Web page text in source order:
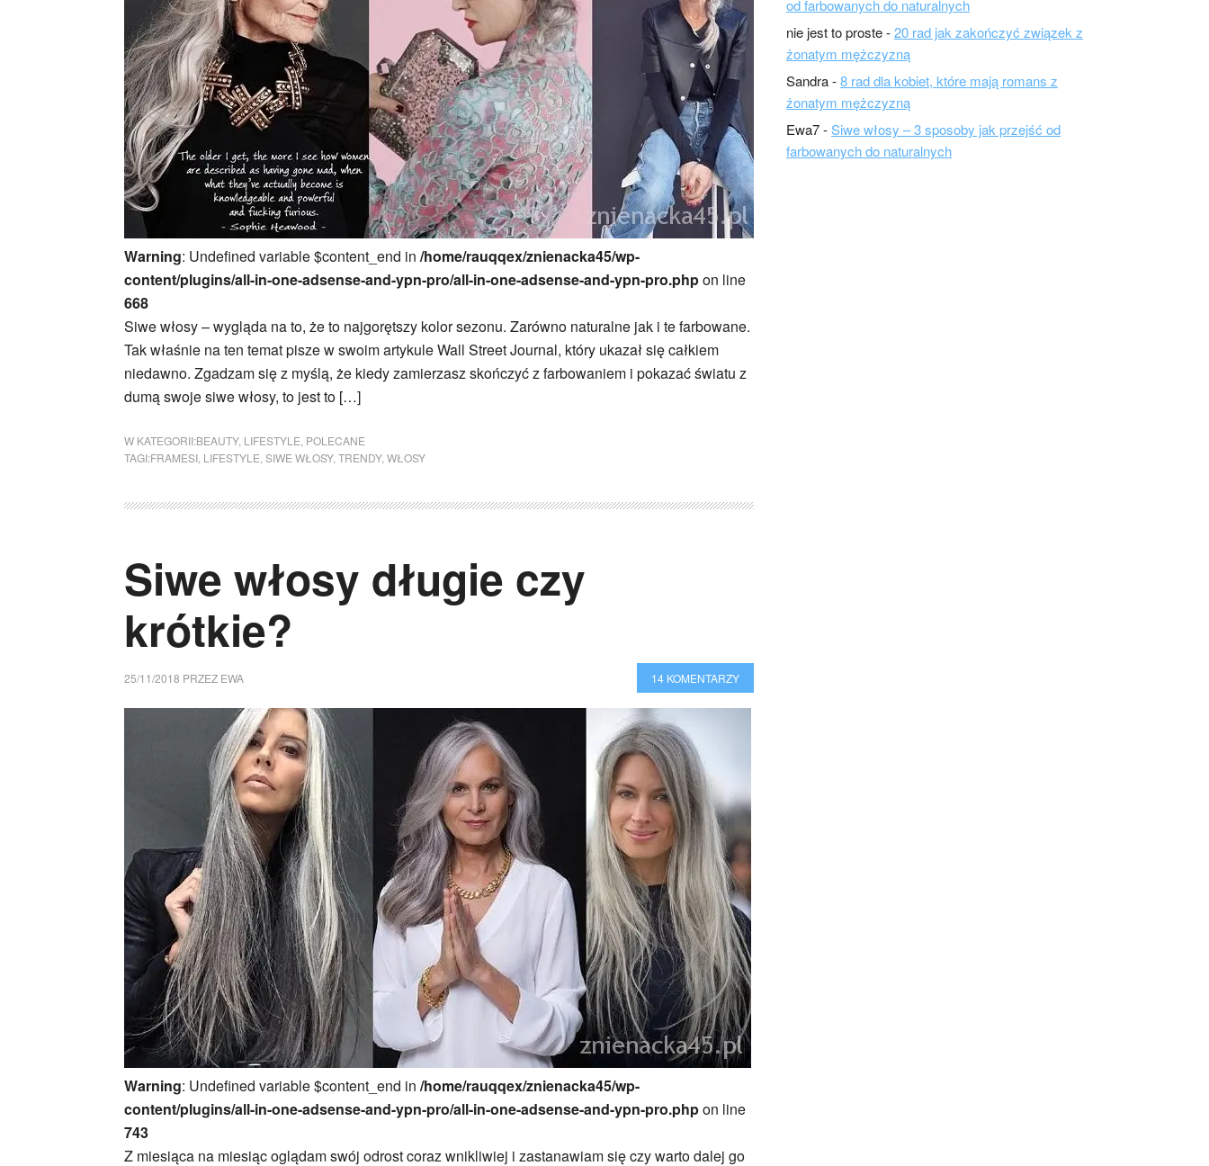
Warning: Undefined variable $content_end in /home/rauqqex/znienacka45/wp-
content/plugins/all-in-one-adsense-and-ypn-pro/all-in-one-adsense-and-ypn-pro.phpon line
668
Siwe włosy – wygląda na to, że to najgorętszy kolor sezonu. Zarówno naturalne jak i te farbowane.
Tak właśnie na ten temat pisze w swoim artykule Wall Street Journal, który ukazał się całkiem
niedawno. Zgadzam się z myślą, że kiedy zamierzasz skończyć z farbowaniem i pokazać światu z
dumą swoje siwe włosy, to jest to […]
W KATEGORII:BEAUTY, LIFESTYLE POLECANE
TAGI:FRAMESI LIFESTYLE SIWE WŁOSY, TRENDY, WŁOSY
Siwe włosy długie czy
krótkie?
25/11/2018 PRZEZ EWA 14 KOMENTARZY
Warning: Undefined variable $content_end in /home/rauqqex/znienacka45/wp-
content/plugins/all-in-one-adsense-and-ypn-pro/all-in-one-adsense-and-ypn-pro.phpon line
743
Z miesiąca na miesiąc oglądam swój odrost coraz wnikliwiej i zastanawiam się czy warto dalej go
od farbowanych do naturalnych
nie jest to proste-20 rad jak zakończyć związek z
żonatym mężczyzną
Sandra-8 rad dla kobiet, które mają romans z
żonatym mężczyzną
Ewa7-Siwe włosy – 3 sposoby jak przejść od
farbowanych do naturalnych